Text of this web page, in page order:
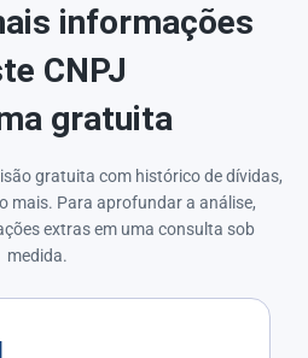
informações
CNPJ
gratuita
gratuita com histórico de dívidas,
mais. Para aprofundar a análise,
extras em uma consulta sob
medida.